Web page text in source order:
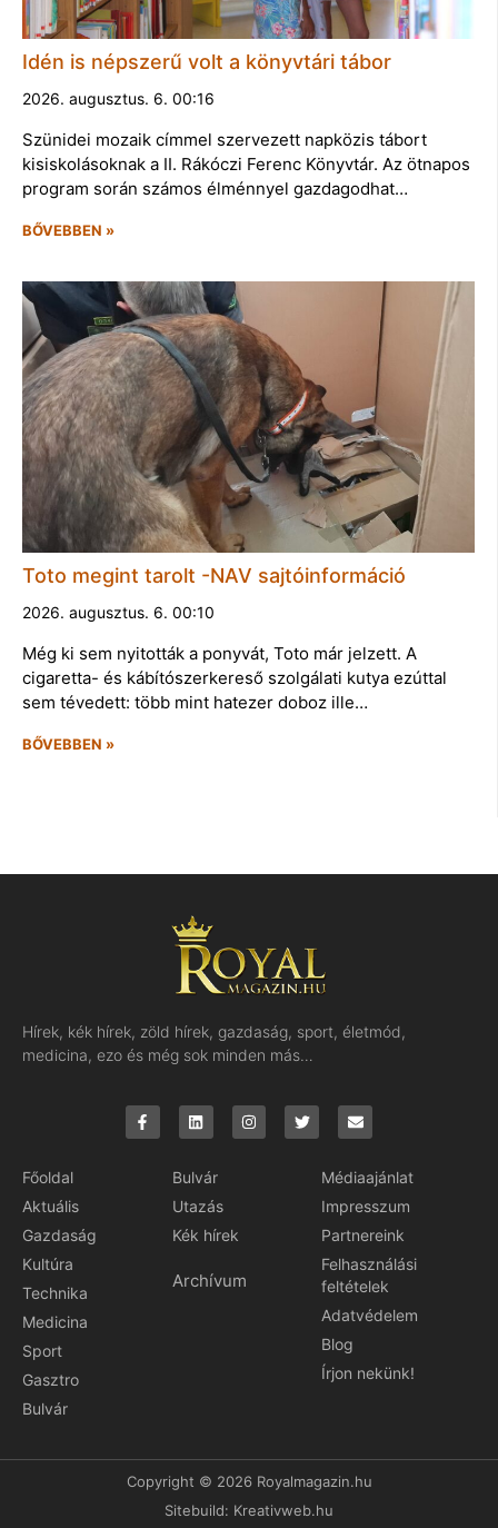
Idén is népszerű volt a könyvtári tábor
2026. augusztus. 6. 00:16
Szünidei mozaik címmel szervezett napközis tábort
kisiskolásoknak a II. Rákóczi Ferenc Könyvtár. Az ötnapos
program során számos élménnyel gazdagodhat…
BŐVEBBEN »
Toto megint tarolt -NAV sajtóinformáció
2026. augusztus. 6. 00:10
Még ki sem nyitották a ponyvát, Toto már jelzett. A
cigaretta- és kábítószerkereső szolgálati kutya ezúttal
sem tévedett: több mint hatezer doboz ille…
BŐVEBBEN »
Hírek, kék hírek, zöld hírek, gazdaság, sport, életmód,
medicina, ezo és még sok minden más…
Főoldal
Aktuális
Gazdaság
Kultúra
Technika
Medicina
Sport
Gasztro
Bulvár
Bulvár
Utazás
Kék hírek
Archívum
Médiaajánlat
Impresszum
Partnereink
Felhasználási
feltételek
Adatvédelem
Blog
Írjon nekünk!
Copyright © 2026 Royalmagazin.hu
Sitebuild: Kreativweb.hu